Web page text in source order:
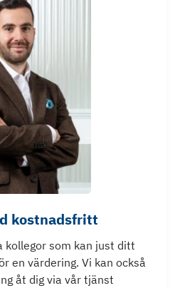
kostnadsfritt
kollegor som kan just ditt
en värdering. Vi kan också
åt dig via vår tjänst